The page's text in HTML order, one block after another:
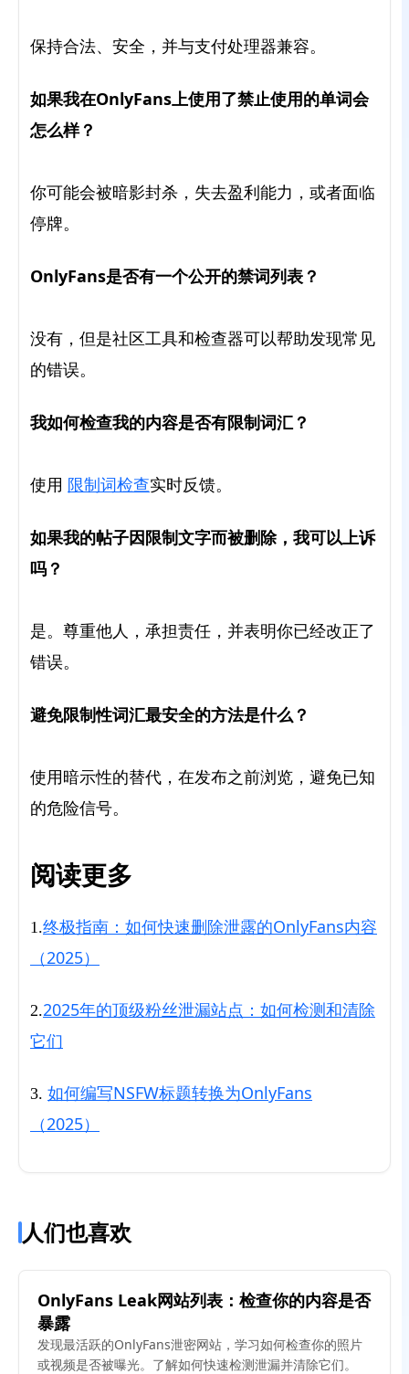
保持合法、安全，并与支付处理器兼容。
如果我在OnlyFans上使用了禁止使用的单词会
怎么样？
你可能会被暗影封杀，失去盈利能力，或者面临
停牌。
OnlyFans是否有一个公开的禁词列表？
没有，但是社区工具和检查器可以帮助发现常见
的错误。
我如何检查我的内容是否有限制词汇？
使用 限制词检查实时反馈。
如果我的帖子因限制文字而被删除，我可以上诉
吗？
是。尊重他人，承担责任，并表明你已经改正了
错误。
避免限制性词汇最安全的方法是什么？
使用暗示性的替代，在发布之前浏览，避免已知
的危险信号。
阅读更多
1.终极指南：如何快速删除泄露的OnlyFans内容
（2025）
2.2025年的顶级粉丝泄漏站点：如何检测和清除
它们
3. 如何编写NSFW标题转换为OnlyFans
（2025）
人们也喜欢
OnlyFans Leak网站列表：检查你的内容是否
暴露
发现最活跃的OnlyFans泄密网站，学习如何检查你的照片
或视频是否被曝光。了解如何快速检测泄漏并清除它们。